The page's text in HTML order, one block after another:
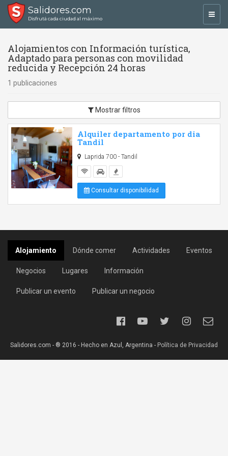
Salidores.com
Disfrutá cada ciudad al máximo
Alojamientos con Información turística,
Adaptado para personas con movilidad
reducida y Recepción 24 horas
1 publicaciones
Mostrar filtros
Alquiler departamento por dia
Tandil
Laprida 700 - Tandil
Consultar disponibilidad
Alojamiento Dónde comer Actividades Eventos
Negocios Lugares Información
Publicar un evento Publicar un negocio
Salidores.com - ® 2016 - Hecho en Azul, Argentina - Política de Privacidad